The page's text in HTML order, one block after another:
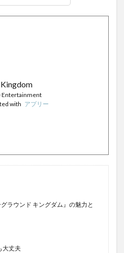
Entertainment
with アプリー
ラウンド キングダム』の魅力と
大丈夫